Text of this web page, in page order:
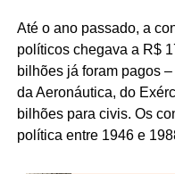
Até o ano passado, a
políticos chegava a R$
bilhões já foram pagos
da Aeronáutica, do
bilhões para civis. Os
política entre 1946 e